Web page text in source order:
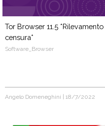
Tor Browser 11.5
censura*
Software_Browser
Angelo Domeneghini
18/7/2022